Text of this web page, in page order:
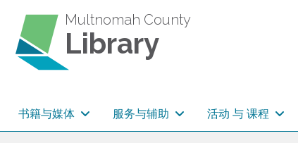
Multnomah County
Library
主导航
书籍与媒体 服务与辅助 活动 与 课程